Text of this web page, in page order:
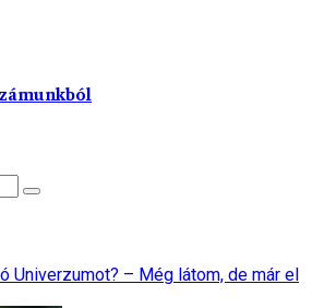
Univerzumot? – Még látom, de már el